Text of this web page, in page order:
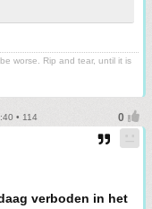
worse. Rip and tear, until it is
• 114
verboden in het